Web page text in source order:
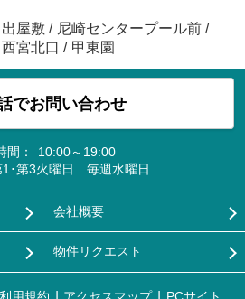
出屋敷 / 尼崎センタープール前 /
西宮北口 / 甲東園
でお問い合わせ
間：
10:00～19:00
1･第3火曜日 毎週水曜日
会社概要
物件リクエスト